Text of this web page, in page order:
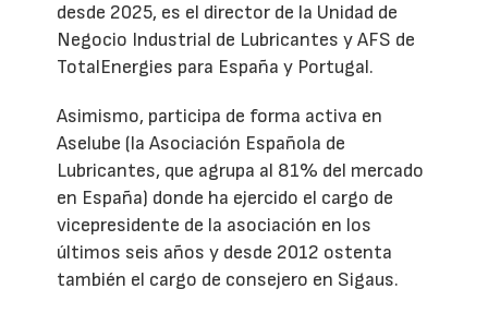
desde 2025, es el director de la Unidad de
Negocio Industrial de Lubricantes y AFS de
TotalEnergies para España y Portugal.
Asimismo, participa de forma activa en
Aselube (la Asociación Española de
Lubricantes, que agrupa al 81% del mercado
en España) donde ha ejercido el cargo de
vicepresidente de la asociación en los
últimos seis años y desde 2012 ostenta
también el cargo de consejero en Sigaus.